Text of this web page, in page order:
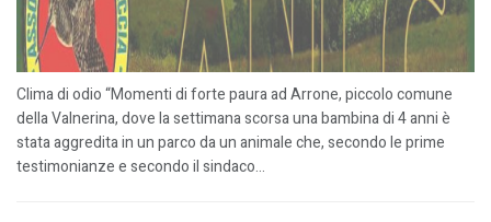
Clima di odio “Momenti di forte paura ad Arrone, piccolo comune
della Valnerina, dove la settimana scorsa una bambina di 4 anni è
stata aggredita in un parco da un animale che, secondo le prime
testimonianze e secondo il sindaco...